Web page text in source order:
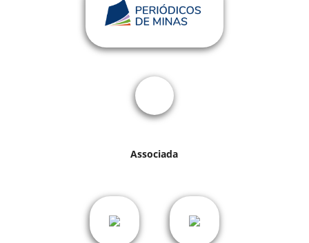
Associada